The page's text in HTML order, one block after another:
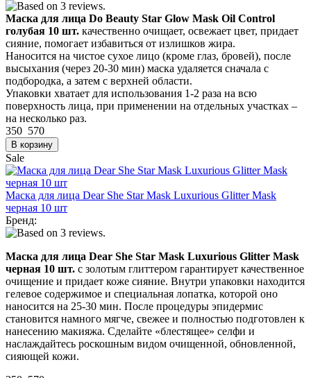
Маска для лица Do Beauty Star Glow Mask Oil Control
голубая 10 шт. качественно очищает, освежает цвет, придает
сияние, помогает избавиться от излишков жира.
Наносится на чистое сухое лицо (кроме глаз, бровей), после
высыхания (через 20-30 мин) маска удаляется сначала с
подбородка, а затем с верхней области.
Упаковки хватает для использования 1-2 раза на всю
поверхность лица, при применении на отдельных участках –
на несколько раз.
350 570
Sale
Маска для лица Dear She Star Mask Luxurious Glitter Mask
черная 10 шт
Бренд:
Маска для лица Dear She Star Mask Luxurious Glitter Mask
черная 10 шт. с золотым глиттером гарантирует качественное
очищение и придает коже сияние. Внутри упаковки находится
гелевое содержимое и специальная лопатка, которой оно
наносится на 25-30 мин. После процедуры эпидермис
становится намного мягче, свежее и полностью подготовлен к
нанесению макияжа. Сделайте «блестящее» селфи и
наслаждайтесь роскошным видом очищенной, обновленной,
сияющей кожи.